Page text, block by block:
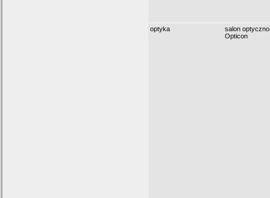
optyka
salon
Opticon